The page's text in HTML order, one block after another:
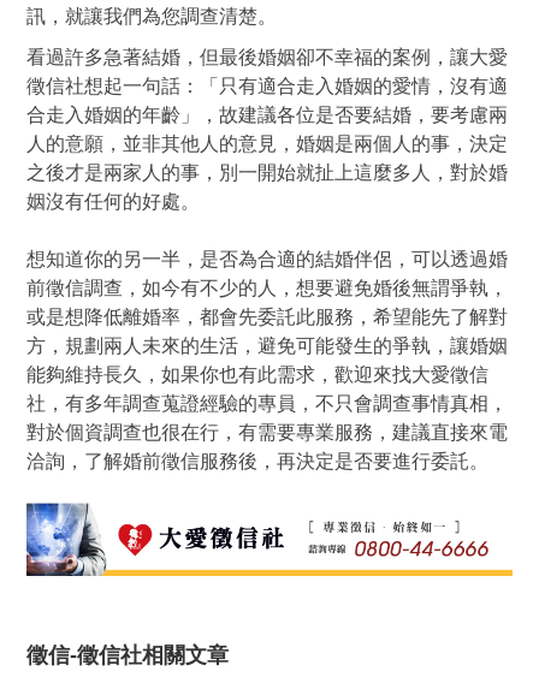
訊，就讓我們為您調查清楚。
看過許多急著結婚，但最後婚姻卻不幸福的案例，讓大愛
徵信社想起一句話：「只有適合走入婚姻的愛情，沒有適
合走入婚姻的年齡」，故建議各位是否要結婚，要考慮兩
人的意願，並非其他人的意見，婚姻是兩個人的事，決定
之後才是兩家人的事，別一開始就扯上這麼多人，對於婚
姻沒有任何的好處。
想知道你的另一半，是否為合適的結婚伴侶，可以透過婚
前徵信調查，如今有不少的人，想要避免婚後無謂爭執，
或是想降低離婚率，都會先委託此服務，希望能先了解對
方，規劃兩人未來的生活，避免可能發生的爭執，讓婚姻
能夠維持長久，如果你也有此需求，歡迎來找大愛徵信
社，有多年調查蒐證經驗的專員，不只會調查事情真相，
對於個資調查也很在行，有需要專業服務，建議直接來電
洽詢，了解婚前徵信服務後，再決定是否要進行委託。
徵信-徵信社相關文章